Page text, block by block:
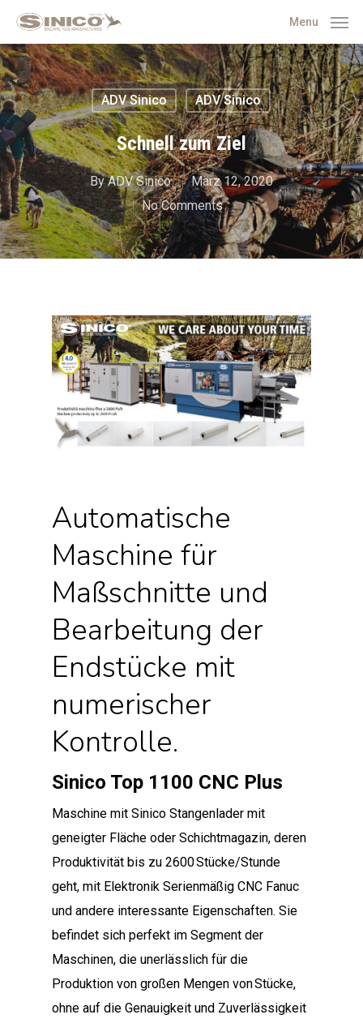
Menu
ADV Sinico ADV Sinico
Schnell zum Ziel
ByADV Sinico
März 12, 2020
No Comments
Automatische
Maschine für
Maßschnitte und
Bearbeitung der
Endstücke mit
numerischer
Kontrolle.
Sinico Top 1100 CNC Plus
Maschine mit Sinico Stangenlader mit
geneigter Fläche oder Schichtmagazin, deren
Produktivität bis zu 2600 Stücke/Stunde
geht, mit Elektronik Serienmäßig CNC Fanuc
und andere interessante Eigenschaften. Sie
befindet sich perfekt im Segment der
Maschinen, die unerlässlich für die
Produktion von großen Mengen von Stücke,
ohne auf die Genauigkeit und Zuverlässigkeit